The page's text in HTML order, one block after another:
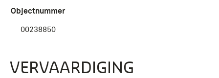
Objectnummer
00238850
VERVAARDIGING